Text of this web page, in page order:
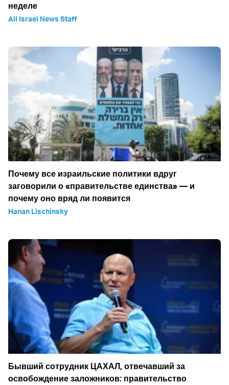
неделе
All Israel News Staff
Почему все израильские политики вдруг
заговорили о «правительстве единства» — и
почему оно вряд ли появится
Hanan Lischinsky
Бывший сотрудник ЦАХАЛ, отвечавший за
освобождение заложников: правительство